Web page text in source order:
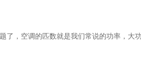
，空调的匹数就是我们常说的功率，大